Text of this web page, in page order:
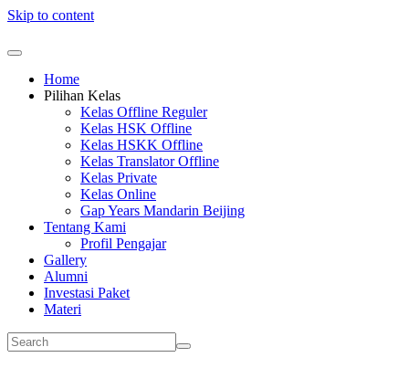
Skip to content
Home
Pilihan Kelas
Kelas Offline Reguler
Kelas HSK Offline
Kelas HSKK Offline
Kelas Translator Offline
Kelas Private
Kelas Online
Gap Years Mandarin Beijing
Tentang Kami
Profil Pengajar
Gallery
Alumni
Investasi Paket
Materi